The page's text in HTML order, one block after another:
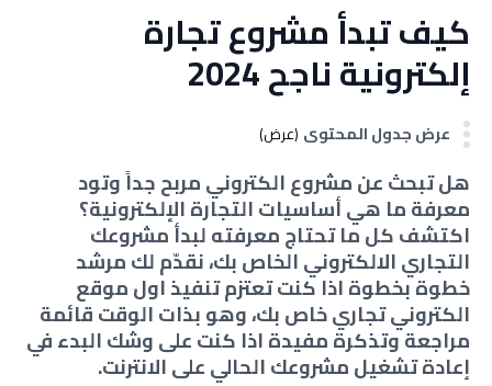
كيف تبدأ مشروع تجارة
إلكترونية ناجح 2024
عرض جدول المحتوى (عرض)
هل تبحث عن مشروع الكتروني مربح جداً وتود
معرفة ما هي أساسيات التجارة الإلكترونية؟
اكتشف كل ما تحتاج معرفته لبدأ مشروعك
التجاري الالكتروني الخاص بك، نقدّم لك مرشد
خطوة بخطوة اذا كنت تعتزم تنفيذ اول موقع
الكتروني تجاري خاص بك، وهو بذات الوقت قائمة
مراجعة وتذكرة مفيدة اذا كنت على وشك البدء في
إعادة تشغيل مشروعك الحالي على الانترنت.